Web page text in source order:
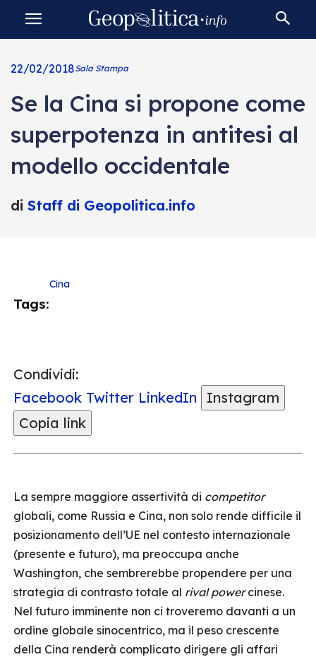
22/02/2018Sala Stampa
Se la Cina si propone come
superpotenza in antitesi al
modello occidentale
di Staff di Geopolitica.info
Tags:
Cina
Condividi:
Facebook Twitter LinkedIn
Instagram
Copia link
La sempre maggiore assertività di competitor
globali, come Russia e Cina, non solo rende difficile il
posizionamento dell’UE nel contesto internazionale
(presente e futuro), ma preoccupa anche
Washington, che sembrerebbe propendere per una
strategia di contrasto totale al rival powercinese.
Nel futuro imminente non ci troveremo davanti a un
ordine globale sinocentrico, ma il peso crescente
della Cina renderà complicato dirigere gli affari